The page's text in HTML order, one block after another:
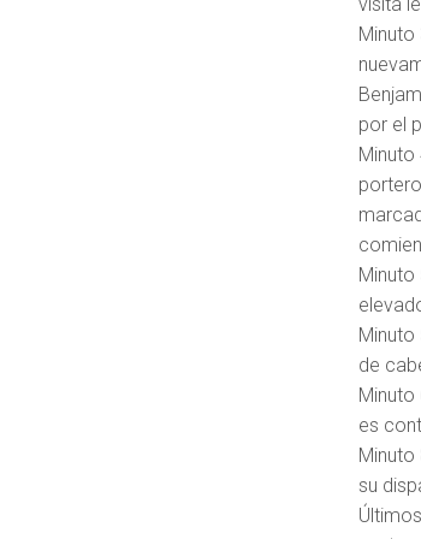
por el
Minuto
de
Minuto
es
su